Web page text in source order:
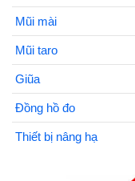
Mũi mài
Mũi taro
Giũa
Đồng hồ đo
Thiết bị nâng hạ